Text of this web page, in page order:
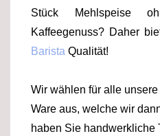
Stück Mehlspeise
Kaffeegenuss? Daher
Barista Qualität!
Wir wählen für alle
Ware aus, welche wir
haben Sie handwerkliche